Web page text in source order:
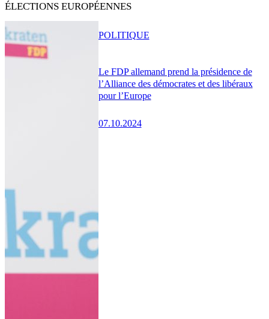
ÉLECTIONS EUROPÉENNES
Le FDP allemand prend la présidence de
l’Alliance des démocrates et des libéraux
pour l’Europe
07.10.2024
POLITIQUE